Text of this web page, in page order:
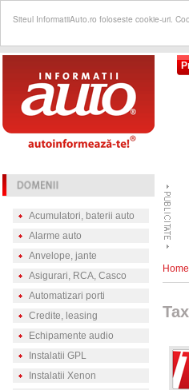
Siteul InformatiiAuto.ro foloseste cookie-uri.
Acumulatori, baterii auto
Alarme auto
Anvelope, jante
Asigurari, RCA, Casco
Automatizari porti
Credite, leasing
Echipamente audio
Instalatii GPL
Instalatii Xenon
Home